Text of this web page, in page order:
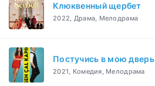
Клюквенный щербет
2022, Драма, Мелодрама
Постучись в мою дверь
2021, Комедия, Мелодрама